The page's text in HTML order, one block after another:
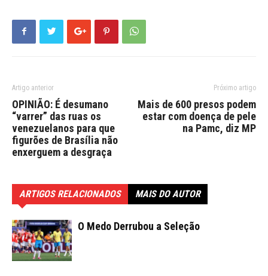
Artigo anterior
OPINIÃO: É desumano
“varrer” das ruas os
venezuelanos para que
figurões de Brasília não
enxerguem a desgraça
Próximo artigo
Mais de 600 presos podem
estar com doença de pele
na Pamc, diz MP
ARTIGOS RELACIONADOS MAIS DO AUTOR
O Medo Derrubou a Seleção